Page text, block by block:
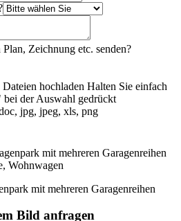
Zeichnung etc. senden?
hochladen Halten Sie einfach
der Auswahl gedrückt
jpg, jpeg, xls, png
Wohnwagen
mit mehreren Garagenreihen
Bild anfragen